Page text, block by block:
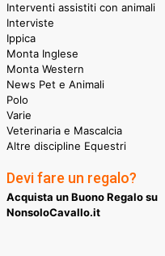
Interventi assistiti con animali
Interviste
Ippica
Monta Inglese
Monta Western
News Pet e Animali
Polo
Varie
Veterinaria e Mascalcia
Altre discipline Equestri
Devi fare un regalo?
Acquista un Buono Regalo su
NonsoloCavallo.it